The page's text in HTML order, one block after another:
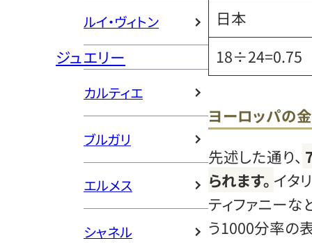
ルイ・ヴィトン
ジュエリー
カルティエ
ブルガリ
エルメス
シャネル
日本
18÷24=0.75
ヨーロッパの
先述した通り、
られます。 イタ
ティファニー
う1000分率の